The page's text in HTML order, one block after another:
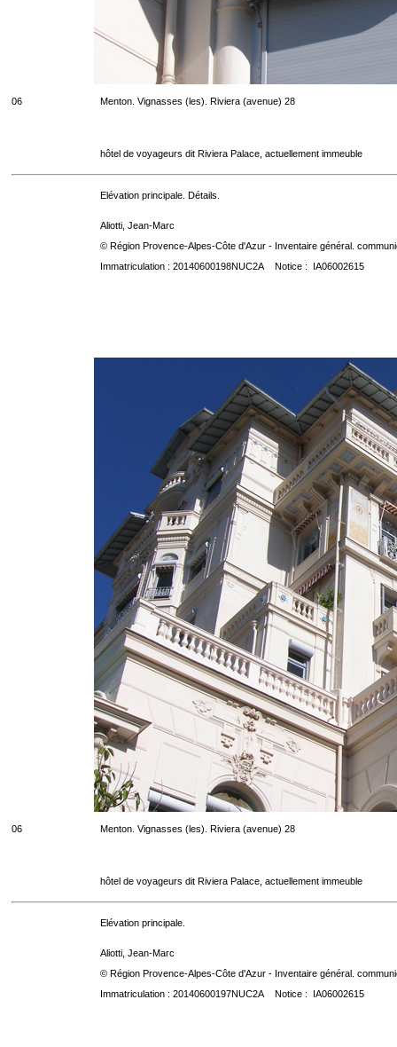
06 Menton. Vignasses (les). Riviera (avenue) 28
hôtel de voyageurs dit Riviera Palace, actuellement immeuble
Elévation principale. Détails.
Aliotti, Jean-Marc
© Région Provence-Alpes-Côte d'Azur - Inventaire général.
Immatriculation : 20140600198NUC2A Notice : IA06002615
06 Menton. Vignasses (les). Riviera (avenue) 28
hôtel de voyageurs dit Riviera Palace, actuellement immeuble
Elévation principale.
Aliotti, Jean-Marc
© Région Provence-Alpes-Côte d'Azur - Inventaire général.
Immatriculation : 20140600197NUC2A Notice : IA06002615